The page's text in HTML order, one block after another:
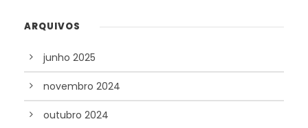
ARQUIVOS
junho 2025
novembro 2024
outubro 2024